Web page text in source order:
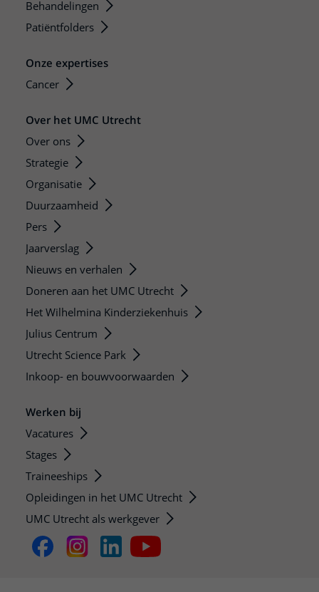
Behandelingen
Patiëntfolders
Onze expertises
Cancer
Over het UMC Utrecht
Over ons
Strategie
Organisatie
Duurzaamheid
Pers
Jaarverslag
Nieuws en verhalen
Doneren aan het UMC Utrecht
Het Wilhelmina Kinderziekenhuis
Julius Centrum
Utrecht Science Park
Inkoop- en bouwvoorwaarden
Werken bij
Vacatures
Stages
Traineeships
Opleidingen in het UMC Utrecht
UMC Utrecht als werkgever